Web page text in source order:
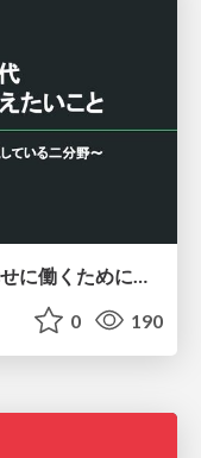
0 190